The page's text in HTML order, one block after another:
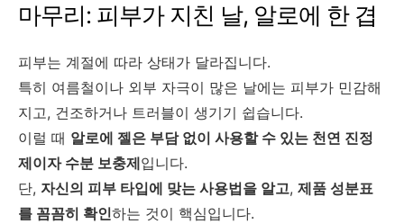
마무리: 피부가 지친 날, 알로에 한 겹
피부는 계절에 따라 상태가 달라집니다.
특히 여름철이나 외부 자극이 많은 날에는 피부가 민감해
지고, 건조하거나 트러블이 생기기 쉽습니다.
이럴 때 알로에 젤은 부담 없이 사용할 수 있는 천연 진정
제이자 수분 보충제입니다.
단, 자신의 피부 타입에 맞는 사용법을 알고, 제품 성분표
를 꼼꼼히 확인하는 것이 핵심입니다.